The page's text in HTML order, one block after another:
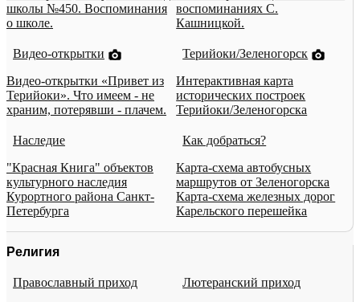
школы №450. Воспоминания
о школе.
воспоминаниях С.
Кашницкой.
Видео-открытки
Видео-открытки «Привет из
Терийоки». Что имеем - не
храним, потерявши - плачем.
Терийоки/Зеленогорск
Интерактивная карта
исторических построек
Терийоки/Зеленогорска
Наследие
"Красная Книга" объектов
культурного наследия
Курортного района Санкт-
Петербурга
Как добраться?
Карта-схема автобусных
маршрутов от Зеленогорска
Карта-схема железных дорог
Карельского перешейка
Религия
Православный приход
Лютеранский приход